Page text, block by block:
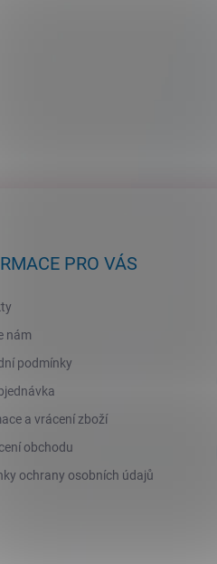
PRO VÁS
nám
podmínky
a vrácení zboží
obchodu
ochrany osobních údajů